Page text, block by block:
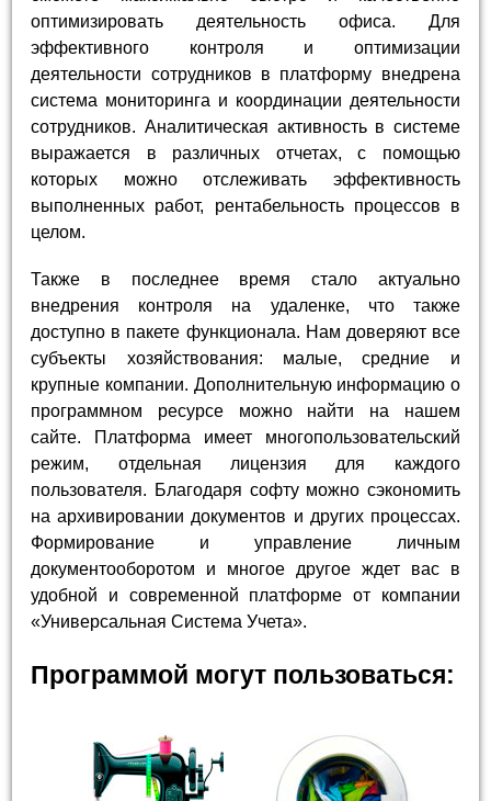
оптимизировать деятельность офиса. Для
эффективного контроля и оптимизации
деятельности сотрудников в платформу внедрена
система мониторинга и координации деятельности
сотрудников. Аналитическая активность в системе
выражается в различных отчетах, с помощью
которых можно отслеживать эффективность
выполненных работ, рентабельность процессов в
целом.
Также в последнее время стало актуально
внедрения контроля на удаленке, что также
доступно в пакете функционала. Нам доверяют все
субъекты хозяйствования: малые, средние и
крупные компании. Дополнительную информацию о
программном ресурсе можно найти на нашем
сайте. Платформа имеет многопользовательский
режим, отдельная лицензия для каждого
пользователя. Благодаря софту можно сэкономить
на архивировании документов и других процессах.
Формирование и управление личным
документооборотом и многое другое ждет вас в
удобной и современной платформе от компании
«Универсальная Система Учета».
Программой могут пользоваться: